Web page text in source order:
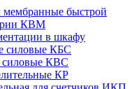
быстрой
КВМ
в шкафу
силовые КБС
КВС
КР